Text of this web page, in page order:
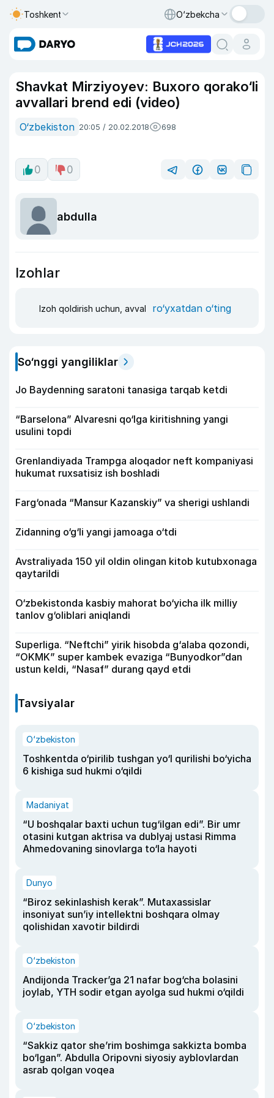
Toshkent O‘zbekcha
Shavkat Mirziyoyev: Buxoro qorako‘li
avvallari brend edi (video)
O‘zbekiston 20:05 / 20.02.2018 698
0 0
abdulla
Izohlar
Izoh qoldirish uchun, avval ro‘yxatdan o‘ting
So‘nggi yangiliklar
Jo Baydenning saratoni tanasiga tarqab ketdi
“Barselona” Alvaresni qo‘lga kiritishning yangi
usulini topdi
Grenlandiyada Trampga aloqador neft kompaniyasi
hukumat ruxsatisiz ish boshladi
Farg‘onada “Mansur Kazanskiy” va sherigi ushlandi
Zidanning o‘g‘li yangi jamoaga o‘tdi
Avstraliyada 150 yil oldin olingan kitob kutubxonaga
qaytarildi
O‘zbekistonda kasbiy mahorat bo‘yicha ilk milliy
tanlov g‘oliblari aniqlandi
Superliga. “Neftchi” yirik hisobda g‘alaba qozondi,
“OKMK” super kambek evaziga “Bunyodkor”dan
ustun keldi, “Nasaf” durang qayd etdi
Tavsiyalar
O‘zbekiston
Toshkentda o‘pirilib tushgan yo‘l qurilishi bo‘yicha
6 kishiga sud hukmi o‘qildi
Madaniyat
“U boshqalar baxti uchun tug‘ilgan edi”. Bir umr
otasini kutgan aktrisa va dublyaj ustasi Rimma
Ahmedovaning sinovlarga to‘la hayoti
Dunyo
“Biroz sekinlashish kerak”. Mutaxassislar
insoniyat sun’iy intellektni boshqara olmay
qolishidan xavotir bildirdi
O‘zbekiston
Andijonda Tracker’ga 21 nafar bog‘cha bolasini
joylab, YTH sodir etgan ayolga sud hukmi o‘qildi
O‘zbekiston
“Sakkiz qator she’rim boshimga sakkizta bomba
bo‘lgan”. Abdulla Oripovni siyosiy ayblovlardan
asrab qolgan voqea